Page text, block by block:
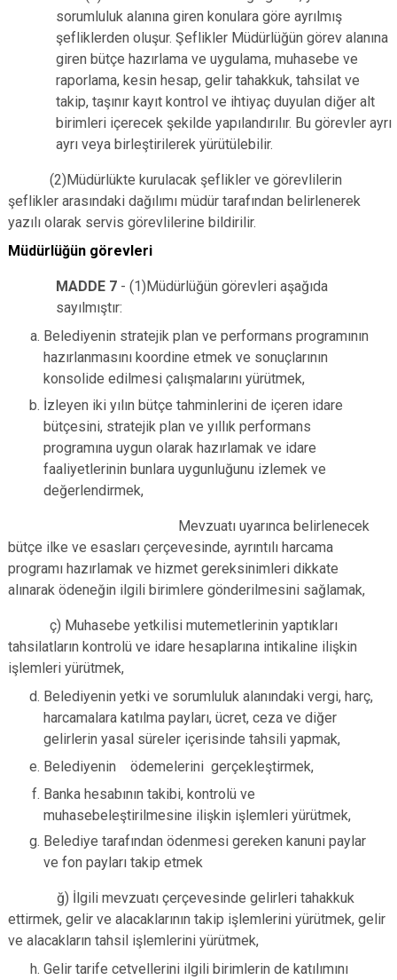
sorumluluk alanına giren konulara göre ayrılmış
şefliklerden oluşur. Şeflikler Müdürlüğün görev alanına
giren bütçe hazırlama ve uygulama, muhasebe ve
raporlama, kesin hesap, gelir tahakkuk, tahsilat ve
takip, taşınır kayıt kontrol ve ihtiyaç duyulan diğer alt
birimleri içerecek şekilde yapılandırılır. Bu görevler ayrı
ayrı veya birleştirilerek yürütülebilir.
(2)Müdürlükte kurulacak şeflikler ve görevlilerin
şeflikler arasındaki dağılımı müdür tarafından belirlenerek
yazılı olarak servis görevlilerine bildirilir.
Müdürlüğün görevleri
MADDE 7 - (1)Müdürlüğün görevleri aşağıda
sayılmıştır:
Belediyenin stratejik plan ve performans programının
hazırlanmasını koordine etmek ve sonuçlarının
konsolide edilmesi çalışmalarını yürütmek,
İzleyen iki yılın bütçe tahminlerini de içeren idare
bütçesini, stratejik plan ve yıllık performans
programına uygun olarak hazırlamak ve idare
faaliyetlerinin bunlara uygunluğunu izlemek ve
değerlendirmek,
Mevzuatı uyarınca belirlenecek
bütçe ilke ve esasları çerçevesinde, ayrıntılı harcama
programı hazırlamak ve hizmet gereksinimleri dikkate
alınarak ödeneğin ilgili birimlere gönderilmesini sağlamak,
ç) Muhasebe yetkilisi mutemetlerinin yaptıkları
tahsilatların kontrolü ve idare hesaplarına intikaline ilişkin
işlemleri yürütmek,
Belediyenin yetki ve sorumluluk alanındaki vergi, harç,
harcamalara katılma payları, ücret, ceza ve diğer
gelirlerin yasal süreler içerisinde tahsili yapmak,
Belediyenin ödemelerini gerçekleştirmek,
Banka hesabının takibi, kontrolü ve
muhasebeleştirilmesine ilişkin işlemleri yürütmek,
Belediye tarafından ödenmesi gereken kanuni paylar
ve fon payları takip etmek
ğ) İlgili mevzuatı çerçevesinde gelirleri tahakkuk
ettirmek, gelir ve alacaklarının takip işlemlerini yürütmek, gelir
ve alacakların tahsil işlemlerini yürütmek,
Gelir tarife cetvellerini ilgili birimlerin de katılımını